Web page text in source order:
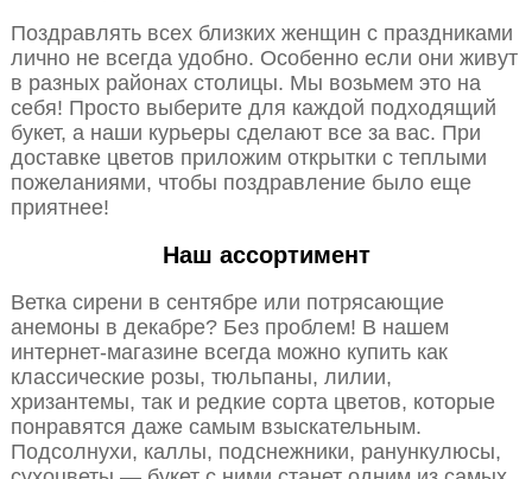
Поздравлять всех близких женщин с праздниками
лично не всегда удобно. Особенно если они живут
в разных районах столицы. Мы возьмем это на
себя! Просто выберите для каждой подходящий
букет, а наши курьеры сделают все за вас. При
доставке цветов приложим открытки с теплыми
пожеланиями, чтобы поздравление было еще
приятнее!
Наш ассортимент
Ветка сирени в сентябре или потрясающие
анемоны в декабре? Без проблем! В нашем
интернет-магазине всегда можно купить как
классические розы, тюльпаны, лилии,
хризантемы, так и редкие сорта цветов, которые
понравятся даже самым взыскательным.
Подсолнухи, каллы, подснежники, ранункулюсы,